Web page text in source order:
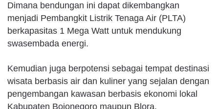
Dimana bendungan ini dapat dikembangkan
menjadi Pembangkit Listrik Tenaga Air (PLTA)
berkapasitas 1 Mega Watt untuk mendukung
swasembada energi.
Kemudian juga berpotensi sebagai tempat destinasi
wisata berbasis air dan kuliner yang sejalan dengan
pengembangan kawasan berbasis ekonomi lokal
Kabupaten Bojonegoro maupun Blora.